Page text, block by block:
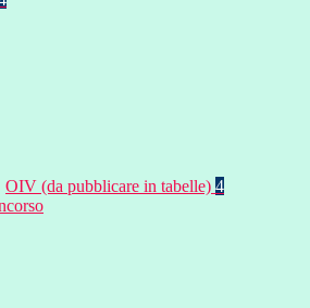
OIV (da pubblicare in tabelle) 4